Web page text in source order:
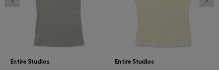
Entire Studios Entire Studios